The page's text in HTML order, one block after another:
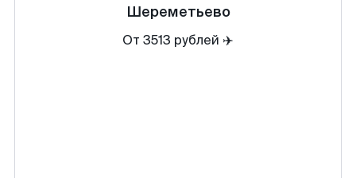
Шереметьево
От 3513 рублей ✈️